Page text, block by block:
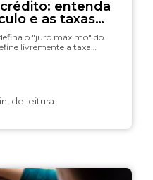
entenda
e as taxas
o "juro máximo" do
livremente a taxa…
de leitura